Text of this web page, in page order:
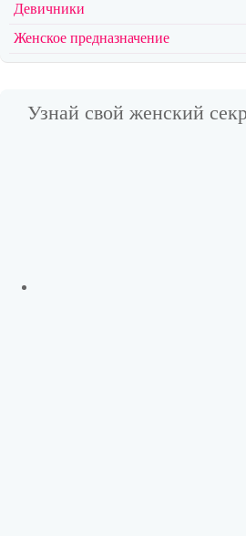
Девичники
Женское предназначение
Узнай свой женский